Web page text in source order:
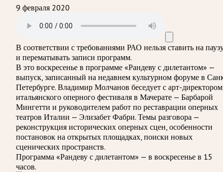
9 февраля 2020
В соответствии с требованиями РАО нельзя ставить на
и перематывать записи программ.
В это воскресенье в программе «Рандеву с дилетантом» —
выпуск, записанный на недавнем культурном форуме в
Петербурге. Владимир Молчанов беседует с арт-директором
итальянского оперного фестиваля в Мачерате — Барбарой
Мингетти и руководителем работ по реставрации оперных
театров Италии — Элизабет Фабри. Темы разговора —
реконструкция исторических оперных сцен, особенности
постановок на открытых площадках, поиски новых
сценических пространств.
Программа «Рандеву с дилетантом» — в воскресенье в 15
часов.